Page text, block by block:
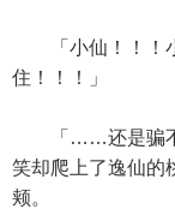
「小仙！！！小
住！！！」
「……还是骗不
笑却爬上了逸仙的
颊。